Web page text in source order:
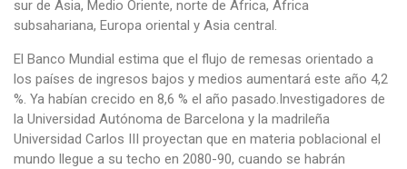
sur de Asia, Medio Oriente, norte de África, África
subsahariana, Europa oriental y Asia central.
El Banco Mundial estima que el flujo de remesas orientado a
los países de ingresos bajos y medios aumentará este año 4,2
%. Ya habían crecido en 8,6 % el año pasado.Investigadores de
la Universidad Autónoma de Barcelona y la madrileña
Universidad Carlos III proyectan que en materia poblacional el
mundo llegue a su techo en 2080-90, cuando se habrán